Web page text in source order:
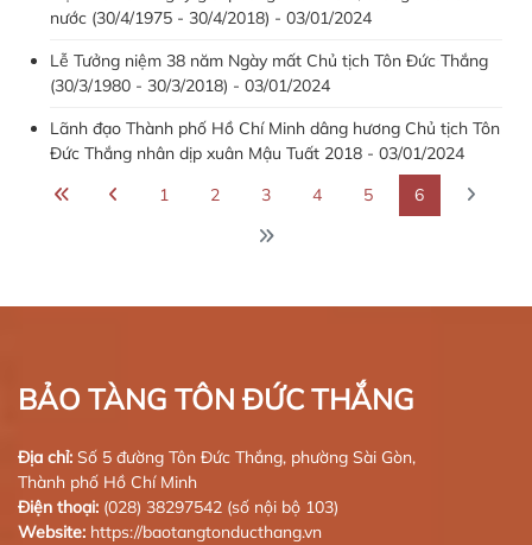
nước (30/4/1975 - 30/4/2018) - 03/01/2024
Lễ Tưởng niệm 38 năm Ngày mất Chủ tịch Tôn Đức Thắng
(30/3/1980 - 30/3/2018) - 03/01/2024
Lãnh đạo Thành phố Hồ Chí Minh dâng hương Chủ tịch Tôn
Đức Thắng nhân dịp xuân Mậu Tuất 2018 - 03/01/2024
1
2 3 4 5 6
BẢO TÀNG TÔN ĐỨC THẮNG
Địa chỉ: Số 5 đường Tôn Đức Thắng, phường Sài Gòn,
Thành phố Hồ Chí Minh
Điện thoại: (028) 38297542 (số nội bộ 103)
Website: https://baotangtonducthang.vn